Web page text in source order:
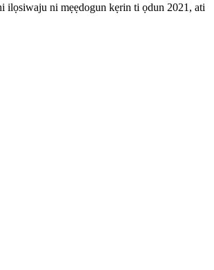
ilọsiwaju ni mẹẹdogun kẹrin ti ọdun 2021, ati